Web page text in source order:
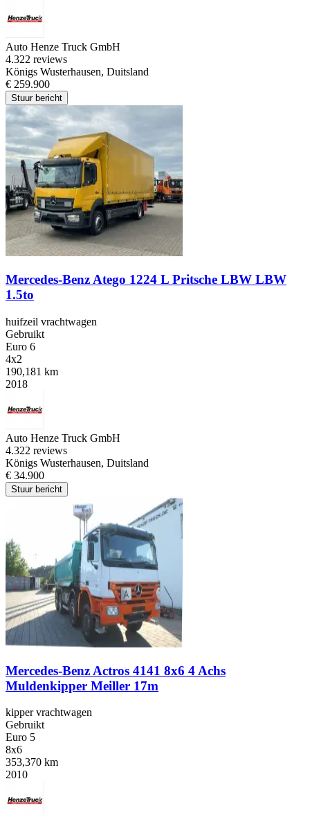
Auto Henze Truck GmbH
4.322 reviews
Königs Wusterhausen, Duitsland
€ 259.900
Stuur bericht
Mercedes-Benz Atego 1224 L Pritsche LBW LBW
1.5to
huifzeil vrachtwagen
Gebruikt
Euro 6
4x2
190,181 km
2018
Auto Henze Truck GmbH
4.322 reviews
Königs Wusterhausen, Duitsland
€ 34.900
Stuur bericht
Mercedes-Benz Actros 4141 8x6 4 Achs
Muldenkipper Meiller 17m
kipper vrachtwagen
Gebruikt
Euro 5
8x6
353,370 km
2010